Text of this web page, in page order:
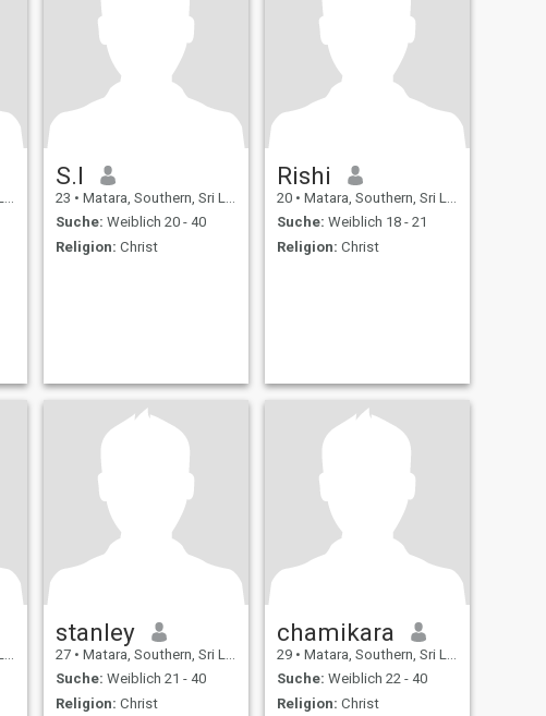
S.I
23 • Matara, Southern, Sri Lanka
Suche: Weiblich 20 - 40
Religion: Christ
Rishi
20 • Matara, Southern, Sri Lanka
Suche: Weiblich 18 - 21
Religion: Christ
stanley
27 • Matara, Southern, Sri Lanka
Suche: Weiblich 21 - 40
Religion: Christ
chamikara
29 • Matara, Southern, Sri Lanka
Suche: Weiblich 22 - 40
Religion: Christ